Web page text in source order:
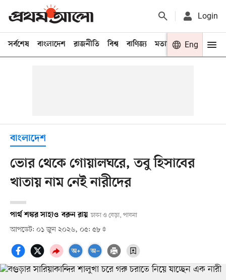
Login
সর্বশেষ বাংলাদেশ রাজনীতি বিশ্ব বাণিজ্য মতামত খেলা
Eng
বাংলাদেশ
ভোর থেকে গোয়ালঘরে, তবু হিসাবের
খাতায় নাম নেই নারীদের
পার্থ শঙ্কর সাহাও বরুন রায় ঢাকা ও বেড়া, পাবনা
আপডেট: ০১ জুন ২০২৬, ০৫: ৫৮